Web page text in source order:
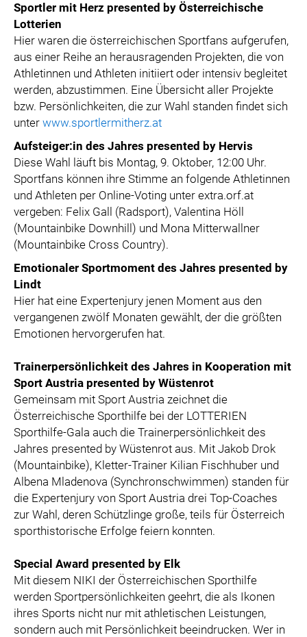
Sportler mit Herz presented by Österreichische
Lotterien
Hier waren die österreichischen Sportfans aufgerufen,
aus einer Reihe an herausragenden Projekten, die von
Athletinnen und Athleten initiiert oder intensiv begleitet
werden, abzustimmen. Eine Übersicht aller Projekte
bzw. Persönlichkeiten, die zur Wahl standen findet sich
unter www.sportlermitherz.at
Aufsteiger:in des Jahres presented by Hervis
Diese Wahl läuft bis Montag, 9. Oktober, 12:00 Uhr.
Sportfans können ihre Stimme an folgende Athletinnen
und Athleten per Online-Voting unter extra.orf.at
vergeben: Felix Gall (Radsport), Valentina Höll
(Mountainbike Downhill) und Mona Mitterwallner
(Mountainbike Cross Country).
Emotionaler Sportmoment des Jahres presented by
Lindt
Hier hat eine Expertenjury jenen Moment aus den
vergangenen zwölf Monaten gewählt, der die größten
Emotionen hervorgerufen hat.
Trainerpersönlichkeit des Jahres in Kooperation mit
Sport Austria presented by Wüstenrot
Gemeinsam mit Sport Austria zeichnet die
Österreichische Sporthilfe bei der LOTTERIEN
Sporthilfe-Gala auch die Trainerpersönlichkeit des
Jahres presented by Wüstenrot aus. Mit Jakob Drok
(Mountainbike), Kletter-Trainer Kilian Fischhuber und
Albena Mladenova (Synchronschwimmen) standen für
die Expertenjury von Sport Austria drei Top-Coaches
zur Wahl, deren Schützlinge große, teils für Österreich
sporthistorische Erfolge feiern konnten.
Special Award presented by Elk
Mit diesem NIKI der Österreichischen Sporthilfe
werden Sportpersönlichkeiten geehrt, die als Ikonen
ihres Sports nicht nur mit athletischen Leistungen,
sondern auch mit Persönlichkeit beeindrucken. Wer in